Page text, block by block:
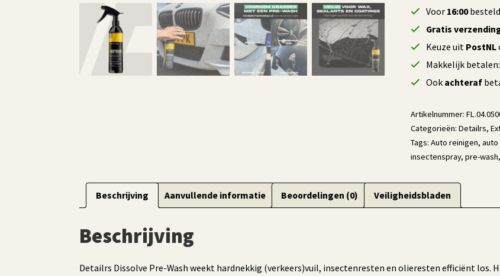
Pre-
500
ml
aantal
Voor 16:00
Gratis
Keuze uit PostNL
Makkelijk
Ook achteraf
Artikelnummer:
Categorieën: Detailrs,
Tags: Auto reinigen, auto
insectenspray, pre-wash,
Beschrijving Aanvullende informatie Beoordelingen (0) Veiligheidsbladen
Beschrijving
Detailrs Dissolve Pre-Wash weekt hardnekkig (verkeers)vuil, insectenresten en olieresten efficiënt los.